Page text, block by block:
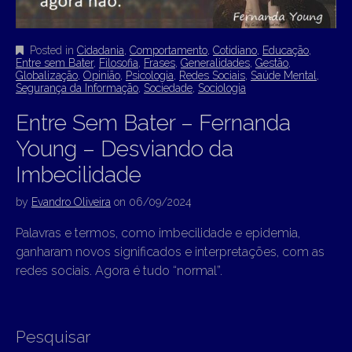
Posted in Cidadania Comportamento Cotidiano Educação
Entre sem Bater, Filosofia Frases Generalidades Gestão
Globalização Opinião Psicologia Redes Sociais Saúde Mental
Segurança da Informação Sociedade Sociologia
Entre Sem Bater – Fernanda
Young – Desviando da
Imbecilidade
by Evandro Oliveira on 06/09/2024
Palavras e termos, como imbecilidade e epidemia,
ganharam novos significados e interpretações, com as
redes sociais. Agora é tudo “normal”.
Pesquisar